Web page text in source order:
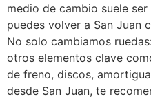
medio de cambio suele
puedes volver a San Juan
No solo cambiamos
otros elementos clave
de freno, discos,
desde San Juan, te